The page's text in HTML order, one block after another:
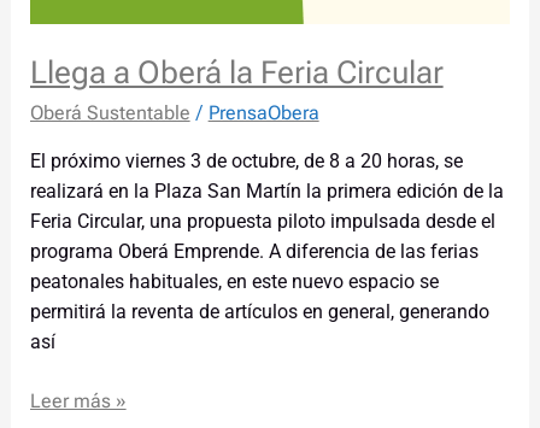
Llega a Oberá la Feria Circular
Oberá Sustentable / PrensaObera
El próximo viernes 3 de octubre, de 8 a 20 horas, se
realizará en la Plaza San Martín la primera edición de la
Feria Circular, una propuesta piloto impulsada desde el
programa Oberá Emprende. A diferencia de las ferias
peatonales habituales, en este nuevo espacio se
permitirá la reventa de artículos en general, generando
así
Leer más »